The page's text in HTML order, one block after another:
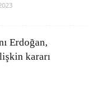
Erdoğan,
kararı